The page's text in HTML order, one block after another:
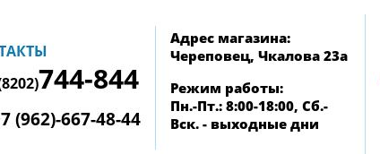
744-844
(962)-667-48-44
Адрес магазина:
Череповец, Чкалова 23а
Режим работы:
Пн.-Пт.: 8:00-18:00, Сб.-
Вск. - выходные дни